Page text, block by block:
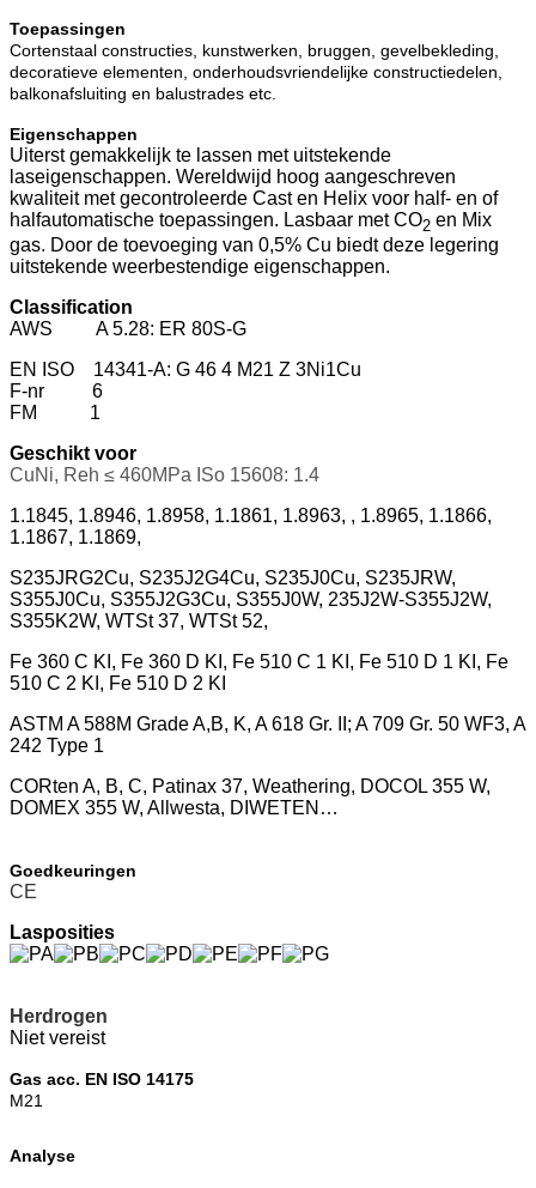
aantal
Toepassingen
Cortenstaal constructies, kunstwerken, bruggen, gevelbekleding,
decoratieve elementen, onderhoudsvriendelijke constructiedelen,
balkonafsluiting en balustrades etc.
Eigenschappen
Uiterst gemakkelijk te lassen met uitstekende
laseigenschappen. Wereldwijd hoog aangeschreven
kwaliteit met gecontroleerde Cast en Helix voor half- en of
halfautomatische toepassingen. Lasbaar met CO2 en Mix
gas. Door de toevoeging van 0,5% Cu biedt deze legering
uitstekende weerbestendige eigenschappen.
Classification
AWS A 5.28: ER 80S-G
EN ISO 14341-A: G 46 4 M21 Z 3Ni1Cu
F-nr 6
FM 1
Geschikt voor
CuNi, Reh ≤ 460MPa ISo 15608: 1.4
1.1845, 1.8946, 1.8958, 1.1861, 1.8963, , 1.8965, 1.1866,
1.1867, 1.1869,
S235JRG2Cu, S235J2G4Cu, S235J0Cu, S235JRW,
S355J0Cu, S355J2G3Cu, S355J0W, 235J2W-S355J2W,
S355K2W, WTSt 37, WTSt 52,
Fe 360 C KI, Fe 360 D KI, Fe 510 C 1 KI, Fe 510 D 1 KI, Fe
510 C 2 KI, Fe 510 D 2 KI
ASTM A 588M Grade A,B, K, A 618 Gr. II; A 709 Gr. 50 WF3, A
242 Type 1
CORten A, B, C, Patinax 37, Weathering, DOCOL 355 W,
DOMEX 355 W, Allwesta, DIWETEN…
Goedkeuringen
CE
Lasposities
Herdrogen
Niet vereist
Gas acc. EN ISO 14175
M21
Analyse